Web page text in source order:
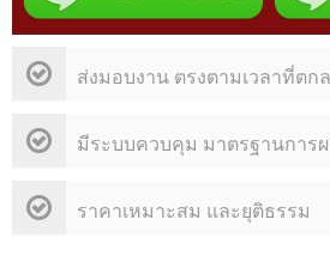
ส่งมอบงาน ตรงตามเวลาที่ตก
มีระบบควบคุม มาตรฐานการ
ราคาเหมาะสม และยุติธรรม